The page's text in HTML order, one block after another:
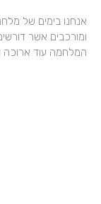
אנחנו בימים של
ומורכבים אשר
המלחמה עוד ארוכה